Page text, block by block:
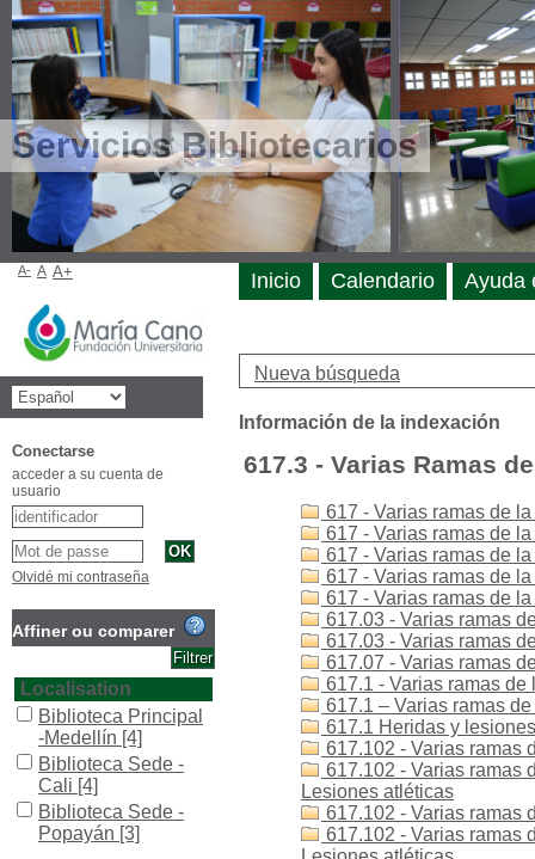
Servicios Bibliotecarios
Nueva búsqueda
Información de la indexación
617.3 - Varias Ramas
617 - Varias ramas de
617 - Varias ramas de
617 - Varias ramas de
617 - Varias ramas de
617 - Varias ramas de
617.03 - Varias ramas
617.03 - Varias ramas
617.07 - Varias ramas
617.1 - Varias ramas
617.1 – Varias ramas
617.1 Heridas y
617.102 - Varias ramas
617.102 - Varias ramas
Lesiones atléticas
617.102 - Varias ramas
617.102 - Varias ramas
Inicio Calendario Ayuda
A- A A+
Conectarse
acceder a su cuenta de
usuario
Olvidé mi contraseña
Affiner ou comparer
Localisation
Biblioteca Principal
-Medellín [4]
Biblioteca Sede -
Cali [4]
Biblioteca Sede -
Popayán [3]